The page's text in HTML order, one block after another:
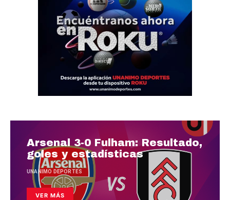
Arsenal 3-0 Fulham: Resultado,
goles y estadísticas
UNANIMO DEPORTES
VER MÁS